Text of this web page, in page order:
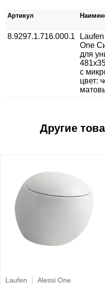
Артикул
8.9297.1.716.000.1
One
для
с
цвет:
Laufen Alessi One